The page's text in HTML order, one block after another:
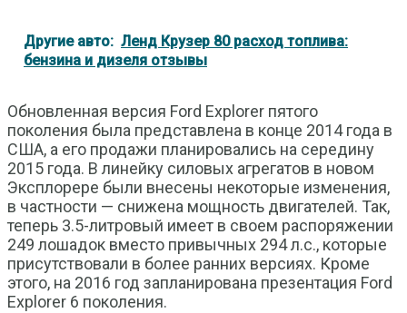
Другие авто: Ленд Крузер 80 расход топлива:
бензина и дизеля отзывы
Обновленная версия Ford Explorer пятого
поколения была представлена в конце 2014 года в
США, а его продажи планировались на середину
2015 года. В линейку силовых агрегатов в новом
Эксплорере были внесены некоторые изменения,
в частности — снижена мощность двигателей. Так,
теперь 3.5-литровый имеет в своем распоряжении
249 лошадок вместо привычных 294 л.с., которые
присутствовали в более ранних версиях. Кроме
этого, на 2016 год запланирована презентация Ford
Explorer 6 поколения.